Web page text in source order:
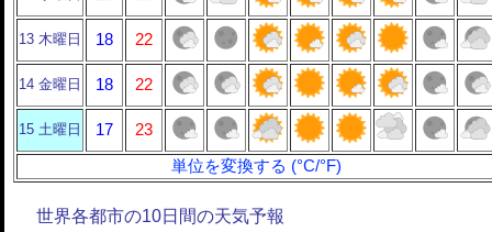
13 木曜日 18 22
14 金曜日 18 22
15 土曜日 17 23
単位を変換する (°C/°F)
世界各都市の10日間の天気予報